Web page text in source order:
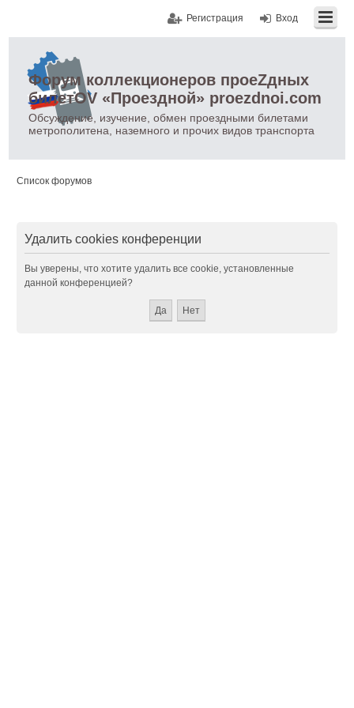
Вход
Регистрация
Форум коллекционеров проеZдных
билетOV «Проездной» proezdnoi.com
Обсуждение, изучение, обмен проездными билетами
метрополитена, наземного и прочих видов транспорта
Список форумов
Удалить cookies конференции
Вы уверены, что хотите удалить все cookie, установленные
данной конференцией?